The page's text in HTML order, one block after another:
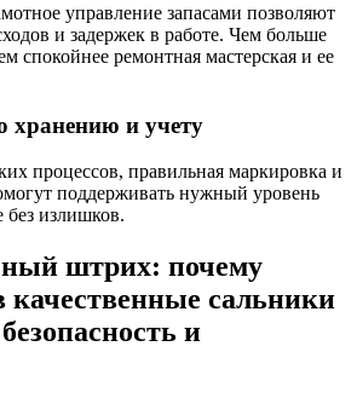
управление запасами позволяют
и задержек в работе. Чем больше
спокойнее ремонтная мастерская и ее
хранению и учету
процессов, правильная маркировка и
поддерживать нужный уровень
без излишков.
штрих: почему
качественные сальники
и